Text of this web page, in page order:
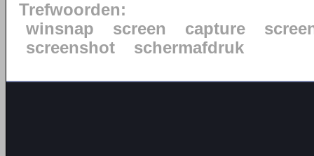
Trefwoorden:
winsnap
screen capture
screenshot
schermafdruk